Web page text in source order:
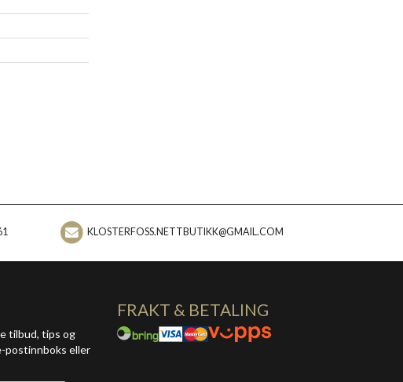
KLOSTERFOSS.NETTBUTIKK@GMAIL.COM
tilbud, tips og
postinnboks eller
FRAKT & BETALING